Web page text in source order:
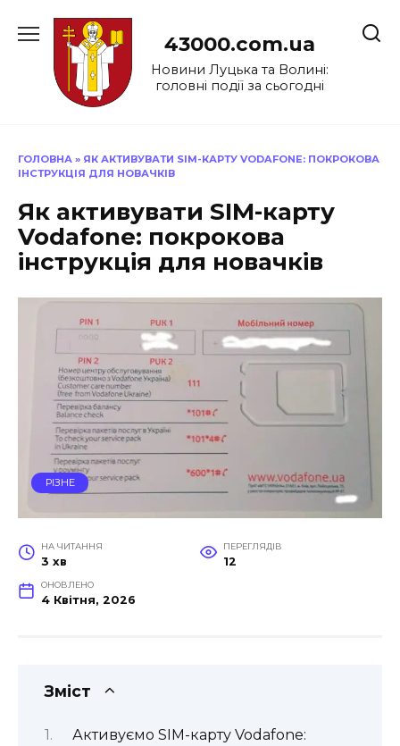
до
43000.com.ua
Новини Луцька та Волині:
головні події за сьогодні
ГОЛОВНА » ЯК АКТИВУВАТИ SIM-КАРТУ VODAFONE: ПОКРОКОВА
ІНСТРУКЦІЯ ДЛЯ НОВАЧКІВ
Як активувати SIM-карту
Vodafone: покрокова
інструкція для новачків
РІЗНЕ
НА ЧИТАННЯ
3 хв
ПЕРЕГЛЯДІВ
12
ОНОВЛЕНО
4 Квітня, 2026
Зміст
Активуємо SIM-карту Vodafone: